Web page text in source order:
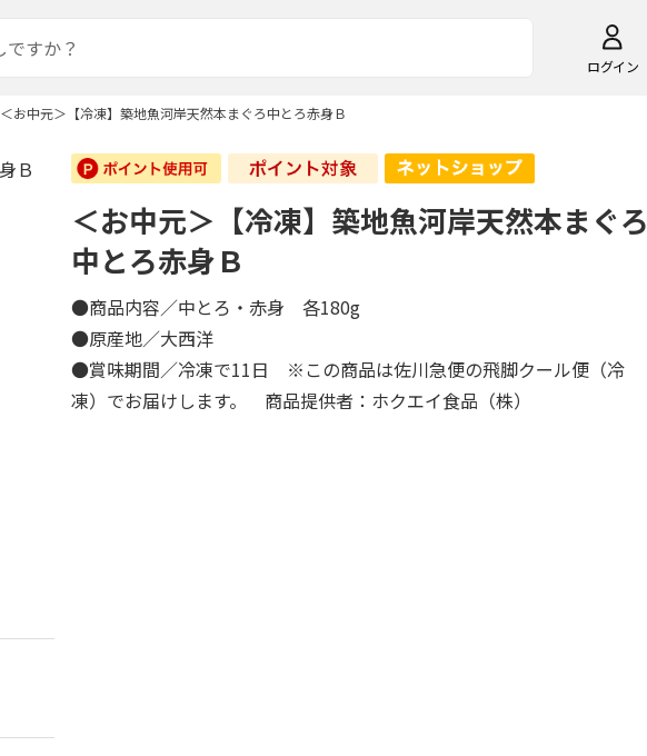
ログイン
＜お中元＞【冷凍】築地魚河岸天然本まぐろ中とろ赤身Ｂ
＜お中元＞【冷凍】築地魚河岸天然本まぐろ
中とろ赤身Ｂ
●商品内容／中とろ・赤身 各180g
●原産地／大西洋
●賞味期間／冷凍で11日 ※この商品は佐川急便の飛脚クール便（冷
凍）でお届けします。 商品提供者：ホクエイ食品（株）